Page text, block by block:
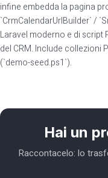
infine embedda la pagina
`CrmCalendarUrlBuilder` /
Laravel moderno e di script
del CRM. Include collezioni
(`demo-seed.ps1`).
Hai un
Raccontacelo: lo